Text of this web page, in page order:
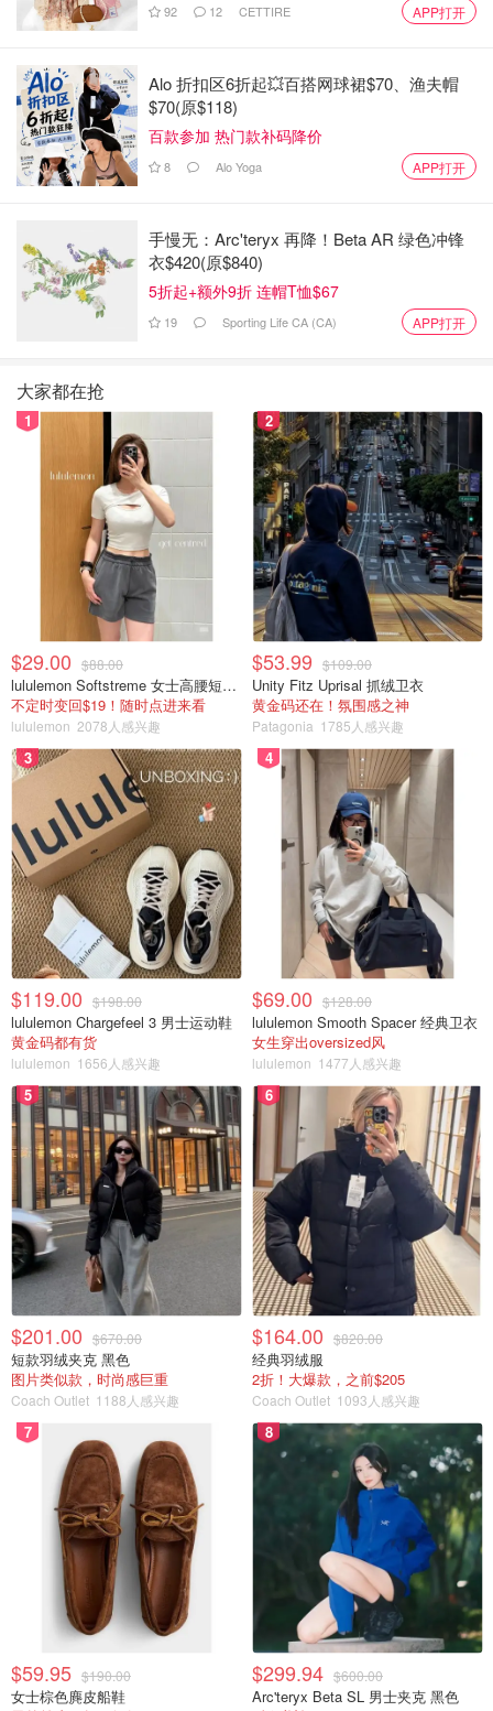
92 12 CETTIRE APP打开
Alo 折扣区6折起💥百搭网球裙$70、渔夫帽
$70(原$118)
百款参加 热门款补码降价
8 Alo Yoga APP打开
手慢无：Arc'teryx 再降！Beta AR 绿色冲锋
衣$420(原$840)
5折起+额外9折 连帽T恤$67
19 Sporting Life CA (CA) APP打开
大家都在抢
1
$29.00 $88.00
lululemon Softstreme 女士高腰短裤 10cm
不定时变回$19！随时点进来看
lululemon 2078人感兴趣
2
$53.99 $109.00
Unity Fitz Uprisal 抓绒卫衣
黄金码还在！氛围感之神
Patagonia 1785人感兴趣
3
$119.00 $198.00
lululemon Chargefeel 3 男士运动鞋
黄金码都有货
lululemon 1656人感兴趣
4
$69.00 $128.00
lululemon Smooth Spacer 经典卫衣
女生穿出oversized风
lululemon 1477人感兴趣
5
$201.00 $670.00
短款羽绒夹克 黑色
图片类似款，时尚感巨重
Coach Outlet 1188人感兴趣
6
$164.00 $820.00
经典羽绒服
2折！大爆款，之前$205
Coach Outlet 1093人感兴趣
7
$59.95 $190.00
女士棕色麂皮船鞋
8
$299.94 $600.00
Arc'teryx Beta SL 男士夹克 黑色